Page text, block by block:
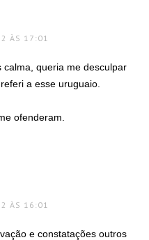
ÀS 17:01
queria me desculpar
a esse uruguaio.
ofenderam.
ÀS 16:01
e constatações outros